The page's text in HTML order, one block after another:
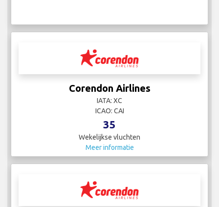
Corendon Airlines
IATA: XC
ICAO: CAI
35
Wekelijkse vluchten
Meer informatie